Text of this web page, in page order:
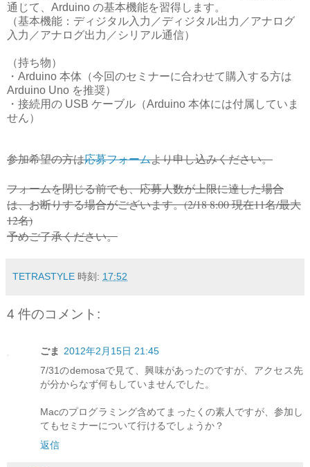
通じて、Arduino の基本機能を習得します。
（基本機能：ディジタル入力／ディジタル出力／アナログ
入力／アナログ出力／シリアル通信）
（持ち物）
・Arduino 本体（今回のセミナーに合わせて購入する方は
Arduino Uno を推奨）
・接続用の USB ケーブル（Arduino 本体には付属していま
せん）
参加希望の方は応募フォームより申し込みください。
フォームを閉じる前でも、応募人数が上限に達した場合
は、お断りする場合がございます。(2/18 8:00 現在11名/最大
12名)
予めご了承ください。
TETRASTYLE 時刻: 17:52
4 件のコメント:
ごま
2012年2月15日 21:45
7/31のdemosaで見て、興味があったのですが、アクセス先
が分からなず何もしていませんでした。
Macのプログラミング含めてまったくの素人ですが、参加し
てもセミナーについて行けるでしょうか？
返信